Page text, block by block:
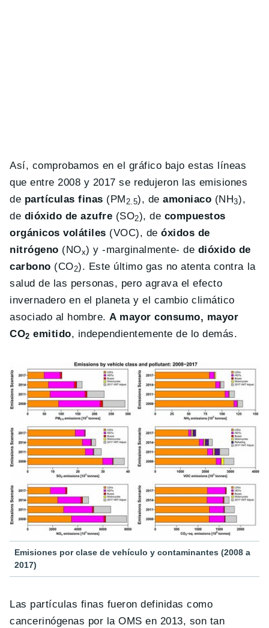
Así, comprobamos en el gráfico bajo estas líneas
que entre 2008 y 2017 se redujeron las emisiones
de partículas finas (PM2.5), deamoniaco (NH3),
de dióxido de azufre (SO2), de compuestos
orgánicos volátiles (VOC), deóxidos de
nitrógeno (NOx) y -marginalmente- de dióxido de
carbono (CO2). Este último gas no atenta contra la
salud de las personas, pero agrava el efecto
invernadero en el planeta y el cambio climático
asociado al hombre.A mayor consumo, mayor
CO2 emitido, independientemente de lo demás.
Emisiones por clase de vehículo y contaminantes (2008 a
2017)
Las partículas finas fueron definidas como
cancerinógenas por la OMS en 2013, son tan